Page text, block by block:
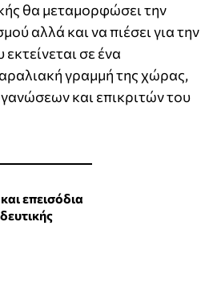
θα μεταμορφώσει την
αλλά και να πιέσει για την
σε ένα
γραμμή της χώρας,
και επικριτών του
επεισόδια